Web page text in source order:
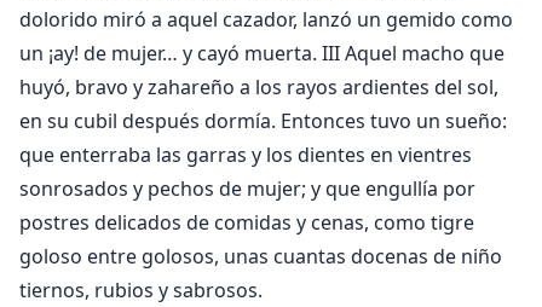
dolorido miró a aquel cazador, lanzó un gemido como
un ¡ay! de mujer… y cayó muerta. III Aquel macho que
huyó, bravo y zahareño a los rayos ardientes del sol,
en su cubil después dormía. Entonces tuvo un sueño:
que enterraba las garras y los dientes en vientres
sonrosados y pechos de mujer; y que engullía por
postres delicados de comidas y cenas, como tigre
goloso entre golosos, unas cuantas docenas de niño
tiernos, rubios y sabrosos.